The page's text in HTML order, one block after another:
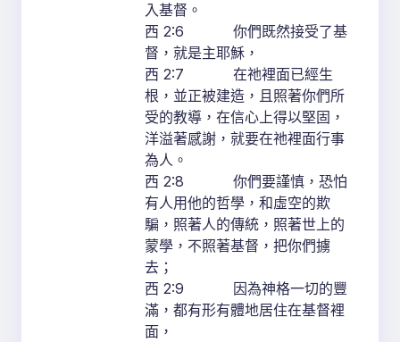
入基督。
西 2:6 你們既然接受了基
督，就是主耶穌，
西 2:7 在祂裡面已經生
根，並正被建造，且照著你們所
受的教導，在信心上得以堅固，
洋溢著感謝，就要在祂裡面行事
為人。
西 2:8 你們要謹慎，恐怕
有人用他的哲學，和虛空的欺
騙，照著人的傳統，照著世上的
蒙學，不照著基督，把你們擄
去；
西 2:9 因為神格一切的豐
滿，都有形有體地居住在基督裡
面，